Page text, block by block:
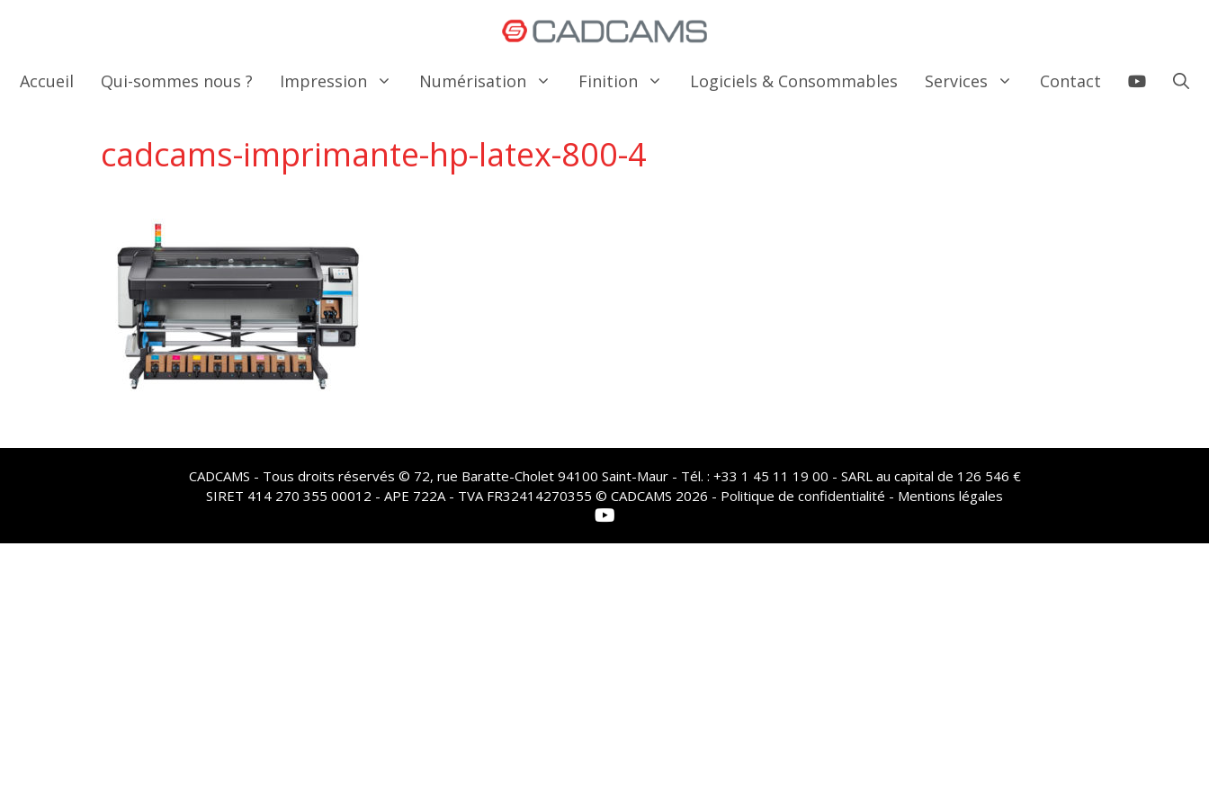
Accueil Qui-sommes nous ? Impression Numérisation Finition Logiciels & Consommables Services Contact
cadcams-imprimante-hp-latex-800-4
CADCAMS - Tous droits réservés © 72, rue Baratte-Cholet 94100 Saint-Maur - Tél. : +33 1 45 11 19 00 - SARL au capital de 126 546 €
SIRET 414 270 355 00012 - APE 722A - TVA FR32414270355 © CADCAMS 2026 - Politique de confidentialité - Mentions légales